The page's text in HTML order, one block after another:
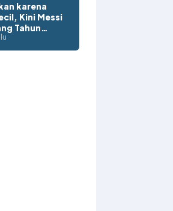
karena
Kini Messi
Tahun
Dunia